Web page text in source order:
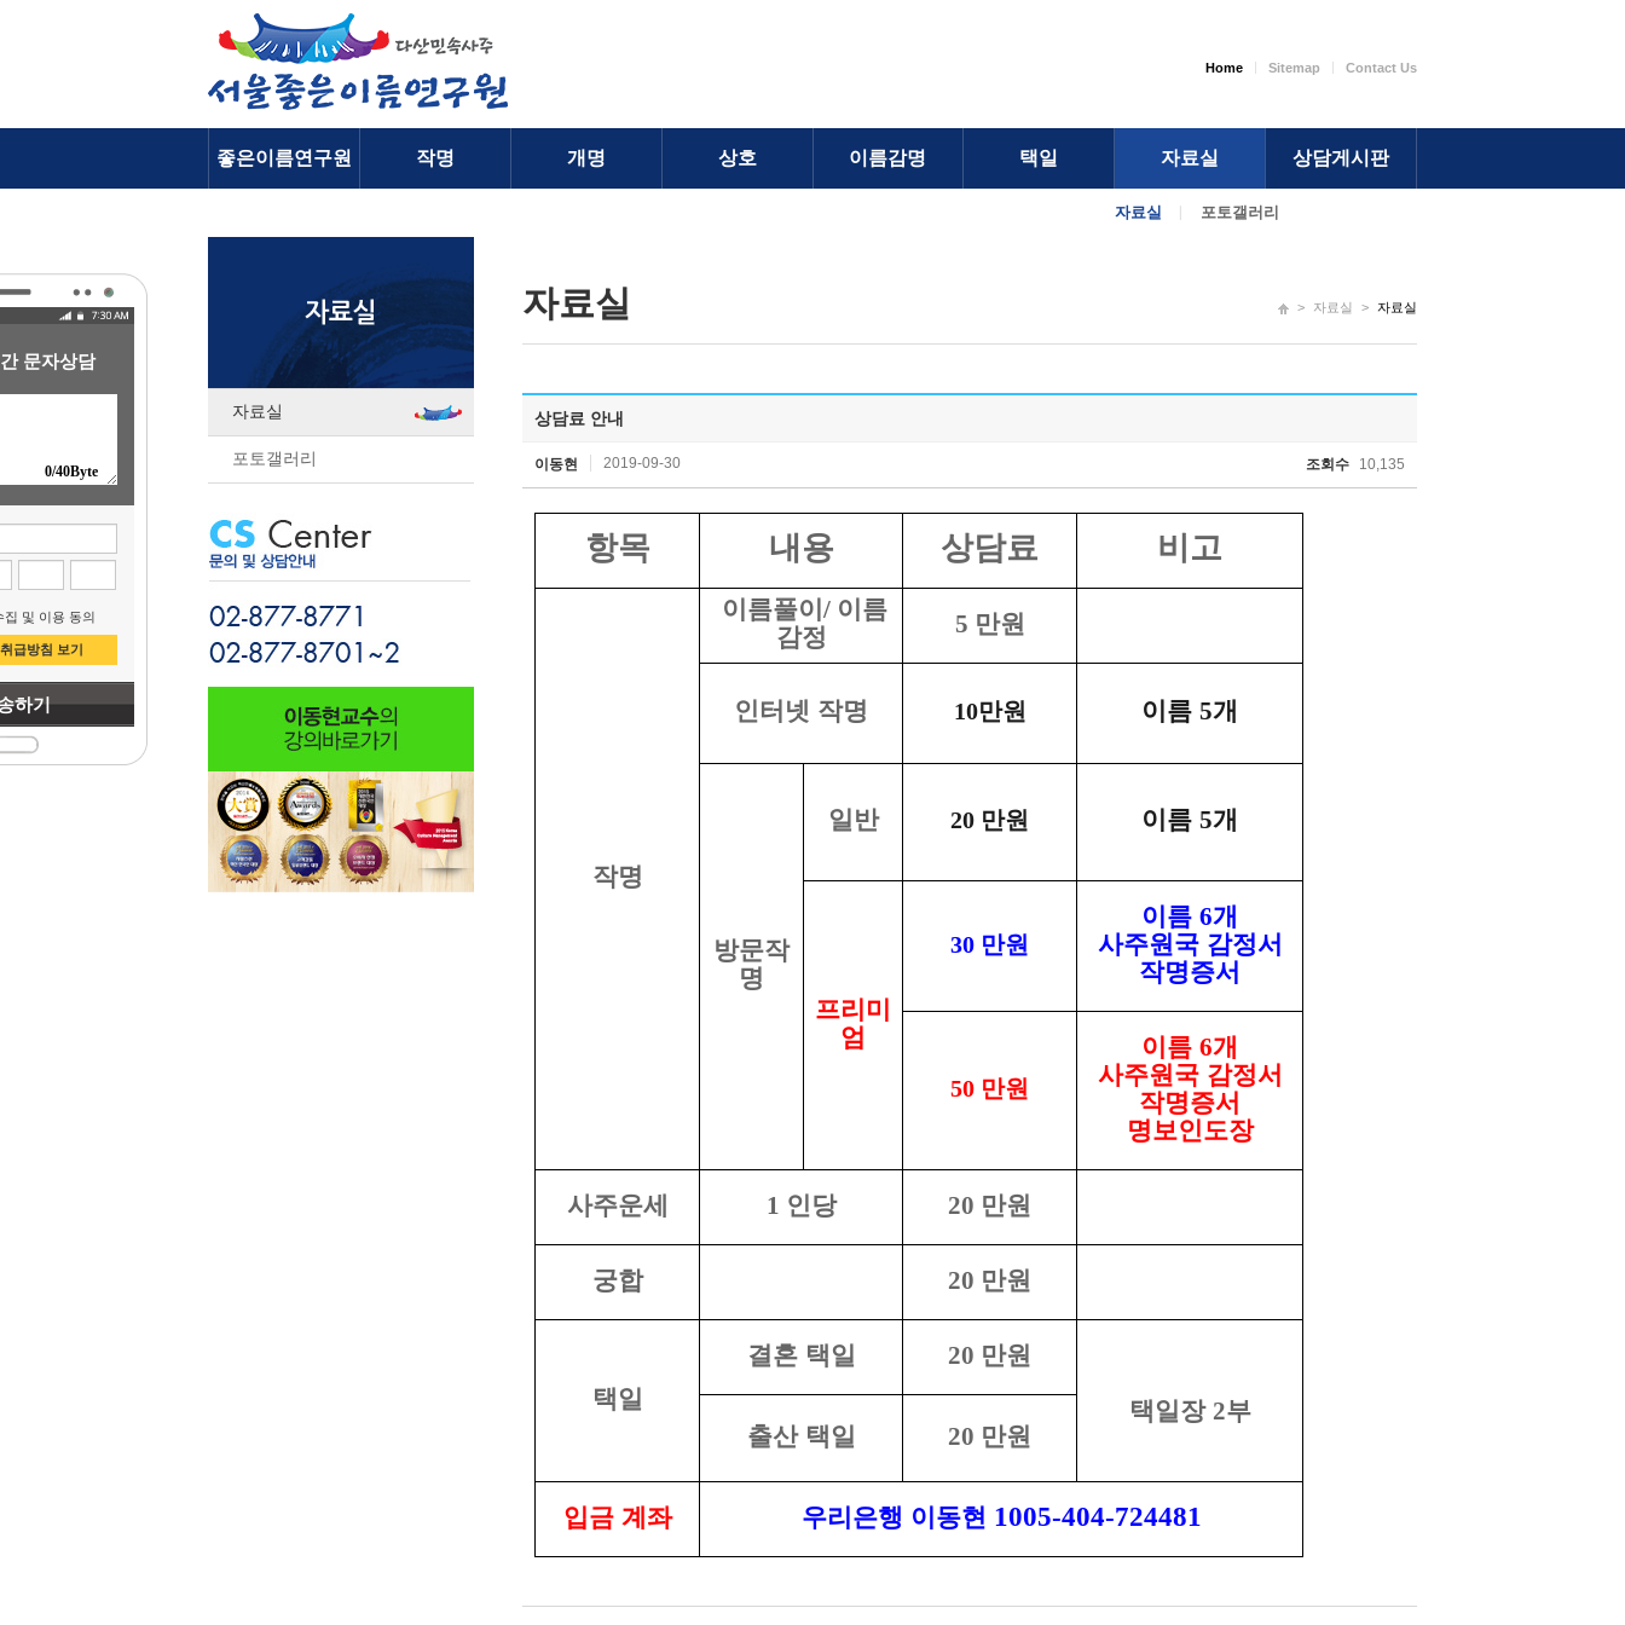
Home Sitemap Contact Us
좋은이름연구원 작명 개명 상호 이름감명 택일 자료실
자료실 포토갤러리
상담게시판
자료실
포토갤러리
자료실 > 자료실 > 자료실
상담료 안내
이동현 2019-09-30 조회수 10,135
항목 내용 상담료 비고
작명
이름풀이/ 이름
감정
5 만원
인터넷 작명 10만원 이름 5개
방문작
명
일반 20 만원 이름 5개
프리미
엄
30 만원
이름 6개
사주원국 감정서
작명증서
50 만원
이름 6개
사주원국 감정서
작명증서
명보인도장
사주운세 1 인당 20 만원
궁합 20 만원
택일
결혼 택일 20 만원
택일장 2부
출산 택일
20 만원
입금 계좌 우리은행 이동현 1005-404-724481
문자상담
0/40Byte
집 및 이용 동의
급방침 보기